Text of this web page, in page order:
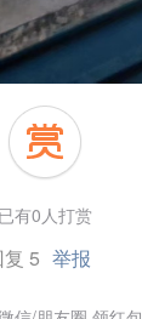
已有0人打赏
复 5 举报